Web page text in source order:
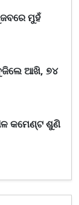
ମୁହଁ
ଆଖି, ୭୪
କମେଣ୍ଟ ଶୁଣି